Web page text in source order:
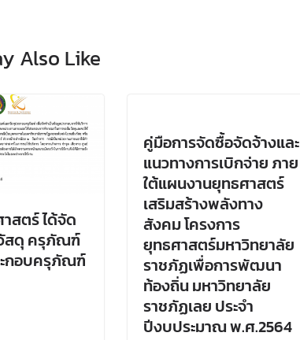
Also Like
สตร์ ได้จัด
สดุ ครุภัณฑ์
กอบครุภัณฑ์
คู่มือการจัดซื้อจัดจ้างและ
แนวทางการเบิกจ่าย ภาย
ใต้แผนงานยุทธศาสตร์
เสริมสร้างพลังทาง
สังคม โครงการ
ยุทธศาสตร์มหาวิทยาลัย
ราชภัฏเพื่อการพัฒนา
ท้องถิ่น มหาวิทยาลัย
ราชภัฏเลย ประจำ
ปีงบประมาณ พ.ศ.2564